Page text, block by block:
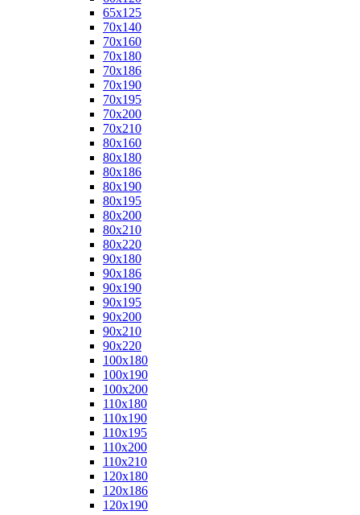
65x125
70x140
70x160
70x180
70x186
70x190
70x195
70x200
70x210
80x160
80x180
80x186
80x190
80x195
80x200
80x210
80x220
90x180
90x186
90x190
90x195
90x200
90x210
90x220
100x180
100x190
100x200
110x180
110x190
110x195
110x200
110x210
120x180
120x186
120x190